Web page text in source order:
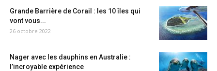
Grande Barrière de Corail : les 10 îles qui
vont vous...
26 octobre 2022
Nager avec les dauphins en Australie :
l’incroyable expérience